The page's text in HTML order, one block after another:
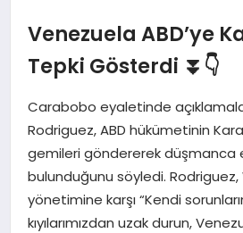
SIYASET
SPOR
YAŞAM
EKONOMI
SAĞLIK
Venezuela ABD’ye
Tepki Gösterdi ⏬👇
Carabobo eyaletinde
Rodriguez, ABD hükümetinin
gemileri göndererek düşmanca
bulunduğunu söyledi.
yönetimine karşı “Kendi
kıyılarımızdan uzak durun,